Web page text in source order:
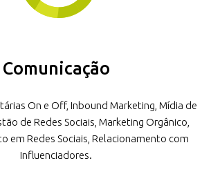
Comunicação
On e Off, Inbound Marketing, Mídia de
de Redes Sociais, Marketing Orgânico,
em Redes Sociais, Relacionamento com
Influenciadores.